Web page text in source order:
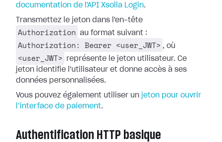
documentation de l'API Xsolla Login.
Transmettez le jeton dans l'en-tête
Authorization au format suivant :
Authorization: Bearer <user_JWT> , où
<user_JWT>
représente le jeton utilisateur. Ce
jeton identifie l'utilisateur et donne accès à ses
données personnalisées.
Vous pouvez également utiliser un jeton pour ouvrir
l’interface de paiement.
Authentification HTTP basique